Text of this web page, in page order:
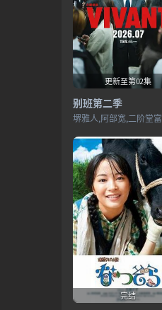
更新至第02集
别班第二季
完结